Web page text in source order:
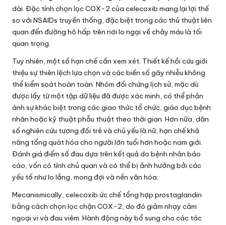
dài. Đặc tính chọn lọc COX-2 của celecoxib mang lại lợi thế
so với NSAIDs truyền thống, đặc biệt trong các thủ thuật liên
quan đến đường hô hấp trên nơi lo ngại về chảy máu là tối
quan trọng.
Tuy nhiên, một số hạn chế cần xem xét. Thiết kế hồi cứu giới
thiệu sự thiên lệch lựa chọn và các biến số gây nhiễu không
thể kiểm soát hoàn toàn. Nhóm đối chứng lịch sử, mặc dù
được lấy từ một tập dữ liệu đã được xác minh, có thể phản
ánh sự khác biệt trong các giao thức tổ chức, giáo dục bệnh
nhân hoặc kỹ thuật phẫu thuật theo thời gian. Hơn nữa, dân
số nghiên cứu tương đối trẻ và chủ yếu là nữ, hạn chế khả
năng tổng quát hóa cho người lớn tuổi hơn hoặc nam giới.
Đánh giá điểm số đau dựa trên kết quả do bệnh nhân báo
cáo, vốn có tính chủ quan và có thể bị ảnh hưởng bởi các
yếu tố như lo lắng, mong đợi và nền văn hóa.
Mecanismically, celecoxib ức chế tổng hợp prostaglandin
bằng cách chọn lọc chặn COX-2, do đó giảm nhạy cảm
ngoại vi và đau viêm. Hành động này bổ sung cho các tác